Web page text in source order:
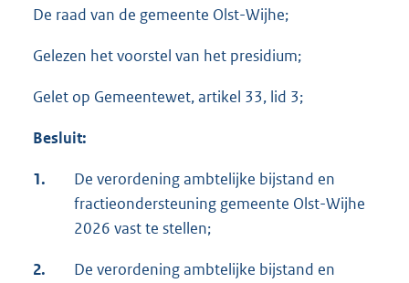
De raad van de gemeente Olst-Wijhe;
Gelezen het voorstel van het presidium;
Gelet op Gemeentewet, artikel 33, lid 3;
Besluit:
1.
De verordening ambtelijke bijstand en
fractieondersteuning gemeente Olst-Wijhe
2026 vast te stellen;
2.
De verordening ambtelijke bijstand en